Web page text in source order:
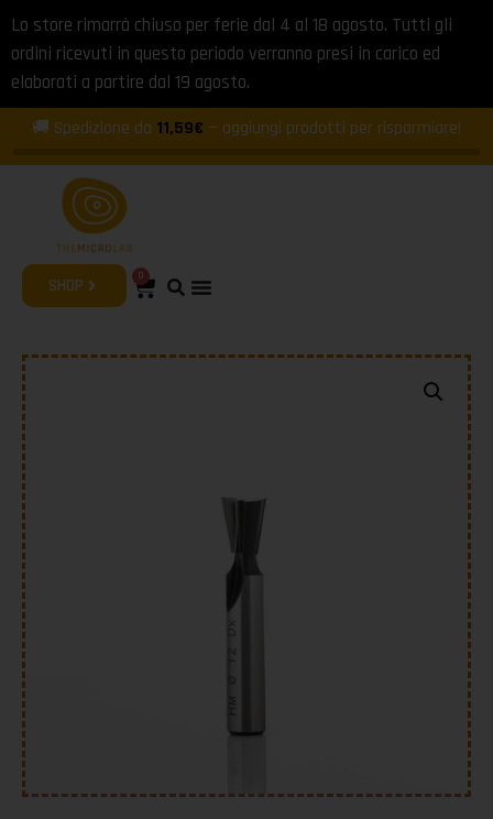
Lo store rimarrà chiuso per ferie dal 4 al 18 agosto. Tutti gli
ordini ricevuti in questo periodo verranno presi in carico ed
elaborati a partire dal 19 agosto.
🚚 Spedizione da 11,59€ — aggiungi prodotti per risparmiare!
SHOP 0